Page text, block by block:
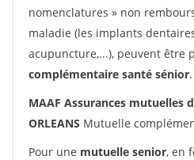
nomenclatures » non
maladie (les implants
acupuncture,...), peuvent être
complémentaire santé sénior.
MAAF Assurances mutuelles
ORLEANS Mutuelle
Pour une mutuelle senior, en